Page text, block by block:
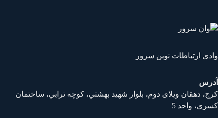
ارتباطات نوین سرور
دهقان ويلای دوم، بلوار شهيد بهشتي، كوچه ترابي، ساختمان
واحد 5